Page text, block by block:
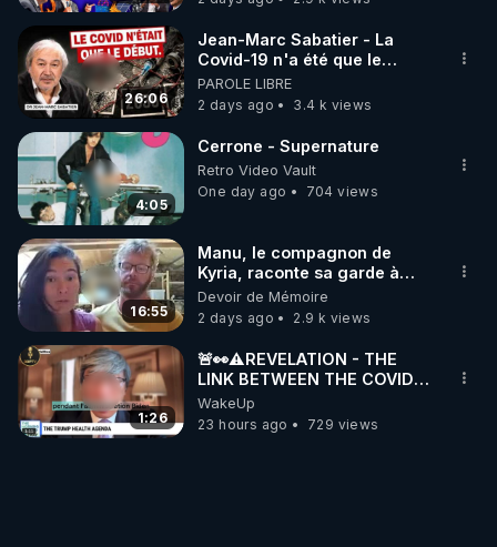
26:06
Jean-Marc Sabatier - La
Covid-19 n'a été que le
début - L'ARNm & l'ARNm-aa
jusqu où auront-t-il ?
PAROLE LIBRE
2 days ago
3.4 k views
4:05
Cerrone - Supernature
Retro Video Vault
One day ago
704 views
16:55
Manu, le compagnon de
Kyria, raconte sa garde à
vue musclée. PARTAGEZ!
Devoir de Mémoire
2 days ago
2.9 k views
1:26
🚨👀⚠️REVELATION - THE
LINK BETWEEN THE COVID
VACCINE AND CANCER -LIEN
VACCIN COVID ET CANCER
WakeUp
23 hours ago
729 views